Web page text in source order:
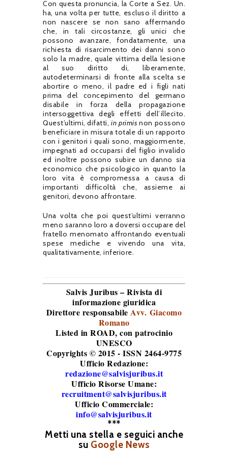
Con questa pronuncia, la Corte a Sez. Un.
ha, una volta per tutte, escluso il diritto a
non nascere se non sano affermando
che, in tali circostanze, gli unici che
possono avanzare, fondatamente, una
richiesta di risarcimento dei danni sono
solo la madre, quale vittima della lesione
al suo diritto di, liberamente,
autodeterminarsi di fronte alla scelta se
abortire o meno, il padre ed i figli nati
prima del concepimento del germano
disabile in forza della propagazione
intersoggettiva degli effetti dell’illecito.
Quest’ultimi, difatti,in primisnon possono
beneficiare in misura totale di un rapporto
con i genitori i quali sono, maggiormente,
impegnati ad occuparsi del figlio invalido
ed inoltre possono subire un danno sia
economico che psicologico in quanto la
loro vita è compromessa a causa di
importanti difficoltà che, assieme ai
genitori, devono affrontare.
Una volta che poi quest’ultimi verranno
meno saranno loro a doversi occupare del
fratello menomato affrontando eventuali
spese mediche e vivendo una vita,
qualitativamente, inferiore.
Salvis Juribus – Rivista di
informazione giuridica
Direttore responsabileAvv. Giacomo
Romano
Listed in ROAD, con patrocinio
UNESCO
Copyrights © 2015 - ISSN 2464-9775
Ufficio Redazione:
redazione@salvisjuribus.it
Ufficio Risorse Umane:
recruitment@salvisjuribus.it
Ufficio Commerciale:
info@salvisjuribus.it
***
Metti una stella e seguici anche
su Google News